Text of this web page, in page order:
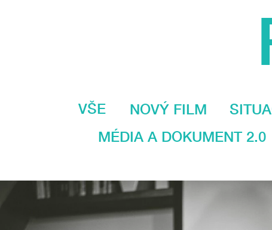
VŠE NOVÝ FILM
MÉDIA A DOKUMENT 2.0